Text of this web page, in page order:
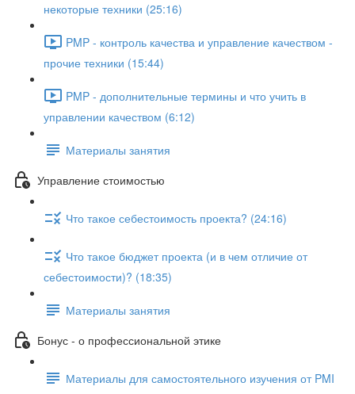
некоторые техники (25:16)
PMP - контроль качества и управление качеством -
прочие техники (15:44)
PMP - дополнительные термины и что учить в
управлении качеством (6:12)
Материалы занятия
Управление стоимостью
Что такое себестоимость проекта? (24:16)
Что такое бюджет проекта (и в чем отличие от
себестоимости)? (18:35)
Материалы занятия
Бонус - о профессиональной этике
Материалы для самостоятельного изучения от PMI